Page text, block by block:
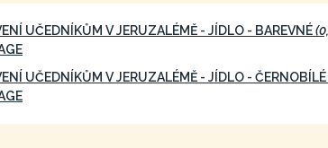
UČEDNÍKŮM V JERUZALÉMĚ - JÍDLO - BAREVNÉ
UČEDNÍKŮM V JERUZALÉMĚ - JÍDLO - ČERNOBÍLÉ